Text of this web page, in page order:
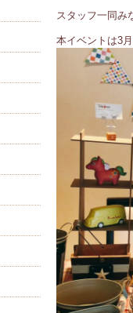
スタッフ一同み
本イベントは3